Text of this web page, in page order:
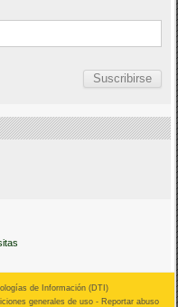
de Información (DTI )
generales de uso- Reportar abuso